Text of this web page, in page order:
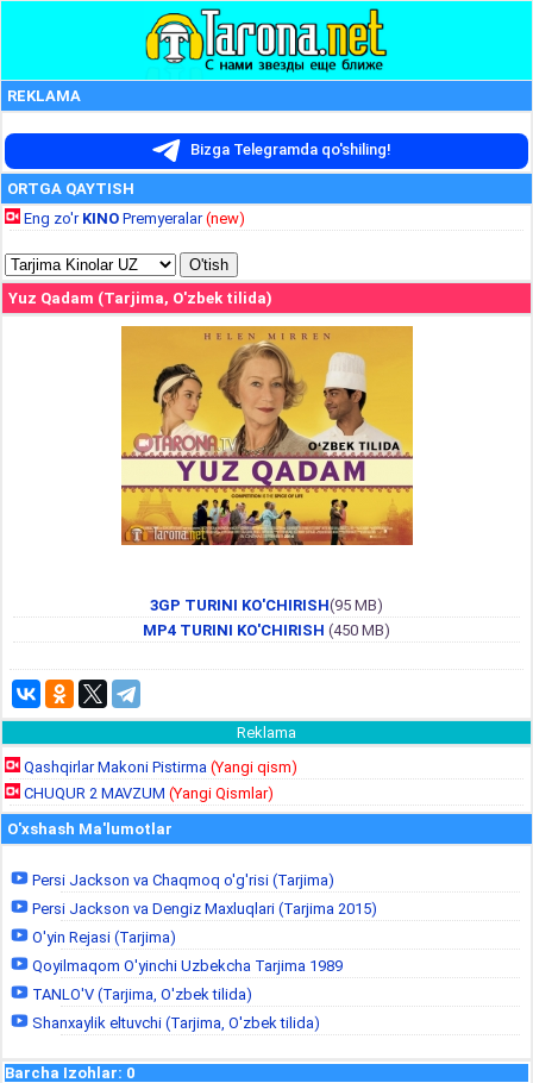
REKLAMA
Bizga Telegramda qo'shiling!
ORTGA QAYTISH
Eng zo'r KINO Premyeralar(new)
Yuz Qadam (Tarjima, O'zbek tilida)
3GP TURINI KO'CHIRISH(95 MB)
MP4 TURINI KO'CHIRISH (450 MB)
Reklama
Qashqirlar Makoni Pistirma (Yangi qism)
CHUQUR 2 MAVZUM (Yangi Qismlar)
O'xshash Ma'lumotlar
Persi Jackson va Chaqmoq o'g'risi (Tarjima)
Persi Jackson va Dengiz Maxluqlari (Tarjima 2015)
O'yin Rejasi (Tarjima)
Qoyilmaqom O'yinchi Uzbekcha Tarjima 1989
TANLO'V (Tarjima, O'zbek tilida)
Shanxaylik eltuvchi (Tarjima, O'zbek tilida)
Barcha Izohlar: 0